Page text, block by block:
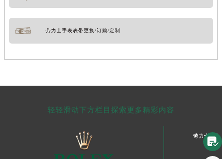
劳力士手表表带更换/订购/定制
轻轻滑动下方栏目探索更多精彩内容
劳力士中国
